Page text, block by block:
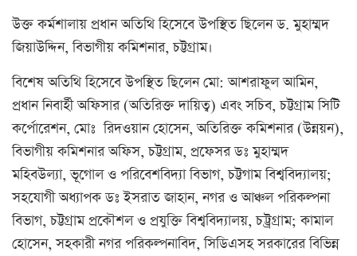
উক্ত কর্মশালায় প্রধান অতিথি হিসেবে উপস্থিত ছিলেন ড. মুহাম্মদ
জিয়াউদ্দিন, বিভাগীয় কমিশনার, চট্টগ্রাম।
বিশেষ অতিথি হিসেবে উপস্থিত ছিলেন মো: আশরাফুল আমিন,
প্রধান নিবার্হী অফিসার (অতিরিক্ত দায়িত্ব) এবং সচিব, চট্টগ্রাম সিটি
কর্পোরেশন, মোঃ রিদওয়ান হোসেন, অতিরিক্ত কমিশনার (উন্নয়ন),
বিভাগীয় কমিশনার অফিস, চট্টগ্রাম, প্রফেসর ডঃ মুহাম্মদ
মহিবউল্যা, ভূগোল ও পরিবেশবিদ্যা বিভাগ, চট্টগাম বিশ্ববিদ্যালয়;
সহযোগী অধ্যাপক ডঃ ইসরাত জাহান, নগর ও আঞ্চল পরিকল্পনা
বিভাগ, চট্টগ্রাম প্রকৌশল ও প্রযুক্তি বিশ্ববিদ্যালয়, চট্ট্রগ্রাম; কামাল
হোসেন, সহকারী নগর পরিকল্পনাবিদ, সিডিএসহ সরকারের বিভিন্ন